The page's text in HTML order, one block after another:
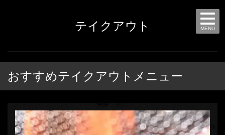
MENU
テイクアウト
おすすめテイクアウトメニュー